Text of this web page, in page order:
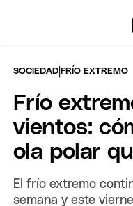
SOCIEDAD |FRÍO EXTREMO
Frío
vientos:
ola polar
El frío extremo
semana y este